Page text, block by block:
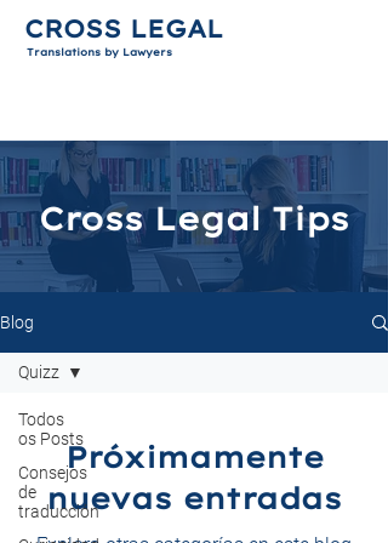
Translations by Lawyers
CROSS LEGAL
Cross Legal Tips
Blog
Todos
os Posts
Consejos
de
traducción
Quizz
Próximamente
nuevas entradas